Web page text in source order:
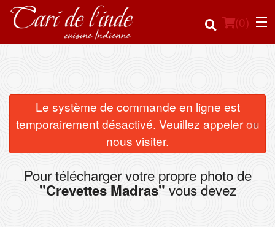
(0)
Commander en ligne
Emplacement
Connection
Le système de commande en ligne est
temporairement désactivé. Veuillez appeler ou
nous visiter.
×
Pour télécharger votre propre photo de
"Crevettes Madras" vous devez